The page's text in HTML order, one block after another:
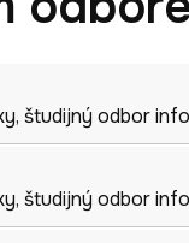
, študijný odbor
, študijný odbor